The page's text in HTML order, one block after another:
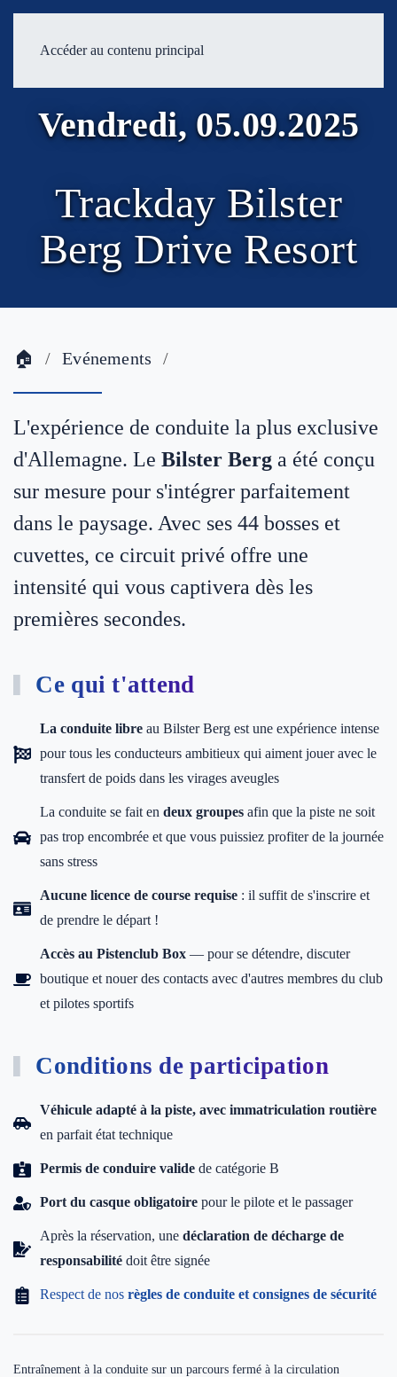
Accéder au contenu principal
Vendredi, 05.09.2025
Trackday Bilster
Berg Drive Resort
🏠 Evénements
L'expérience de conduite la plus exclusive
d'Allemagne. Le Bilster Berg a été conçu
sur mesure pour s'intégrer parfaitement
dans le paysage. Avec ses 44 bosses et
cuvettes, ce circuit privé offre une
intensité qui vous captivera dès les
premières secondes.
Ce qui t'attend
La conduite libre au Bilster Berg est une expérience intense
pour tous les conducteurs ambitieux qui aiment jouer avec le
transfert de poids dans les virages aveugles
La conduite se fait en deux groupes afin que la piste ne soit
pas trop encombrée et que vous puissiez profiter de la journée
sans stress
Aucune licence de course requise : il suffit de s'inscrire et
de prendre le départ !
Accès au Pistenclub Box — pour se détendre, discuter
boutique et nouer des contacts avec d'autres membres du club
et pilotes sportifs
Conditions de participation
Véhicule adapté à la piste, avec immatriculation routière
en parfait état technique
Permis de conduire valide de catégorie B
Port du casque obligatoire pour le pilote et le passager
Après la réservation, une déclaration de décharge de
responsabilité doit être signée
Respect de nos règles de conduite et consignes de sécurité
Entraînement à la conduite sur un parcours fermé à la circulation